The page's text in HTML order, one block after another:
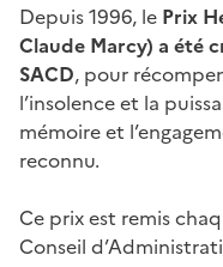
Depuis 1996, le Prix
Claude Marcy) a été
SACD, pour
l’insolence et la
mémoire et
reconnu.
Ce prix est remis
Conseil